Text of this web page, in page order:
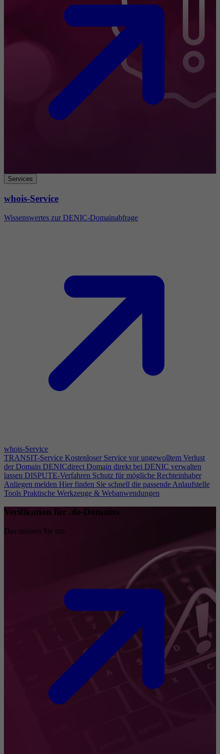
Services
whois-Service
Wissenswertes zur DENIC-Domainabfrage
whois-Service
TRANSIT-Service Kostenloser Service vor ungewolltem Verlust
der Domain DENICdirect Domain direkt bei DENIC verwalten
lassen DISPUTE-Verfahren Schutz für mögliche Rechteinhaber
Anliegen melden Hier finden Sie schnell die passende Anlaufstelle
Tools Praktische Werkzeuge & Webanwendungen
Verifikation für .de-Domains
Das müssen Sie tun